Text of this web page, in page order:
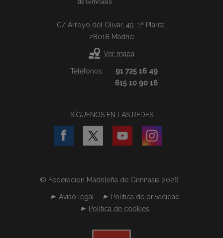
C/ Arroyo del Olivar, 49. 1ª Planta.
28018 Madrid
Ver mapa
Teléfonos:
91 725 16 49
615 10 90 16
SÍGUENOS EN LAS REDES
© Federacion Madrileña de Gimnasia 2026
Aviso legal
Política de privacidad
Política de cookies